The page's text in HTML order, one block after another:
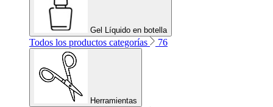
Gel Líquido en botella
Todos los productos categorías 76
Herramientas